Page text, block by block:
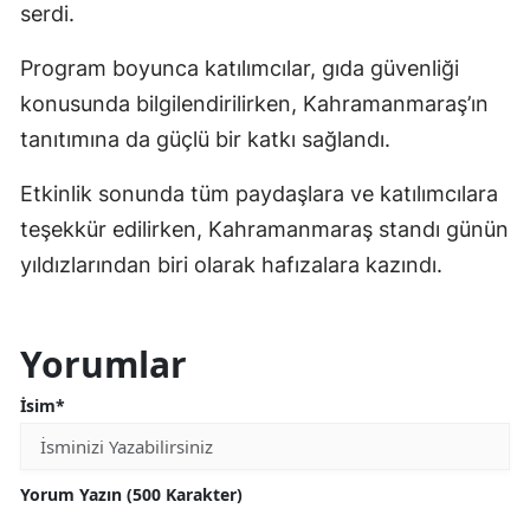
serdi.
Program boyunca katılımcılar, gıda güvenliği
konusunda bilgilendirilirken, Kahramanmaraş’ın
tanıtımına da güçlü bir katkı sağlandı.
Etkinlik sonunda tüm paydaşlara ve katılımcılara
teşekkür edilirken, Kahramanmaraş standı günün
yıldızlarından biri olarak hafızalara kazındı.
Yorumlar
İsim*
Yorum Yazın (500 Karakter)